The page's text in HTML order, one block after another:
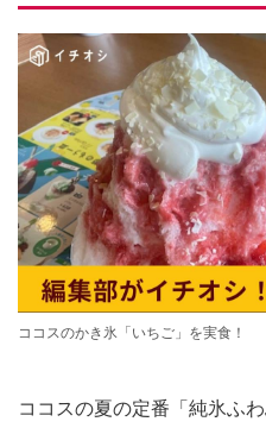
ココスのかき氷「いちご」を実食！
ココスの夏の定番「純氷ふ